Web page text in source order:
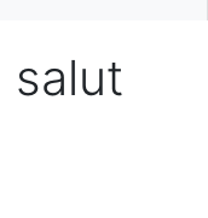
salut